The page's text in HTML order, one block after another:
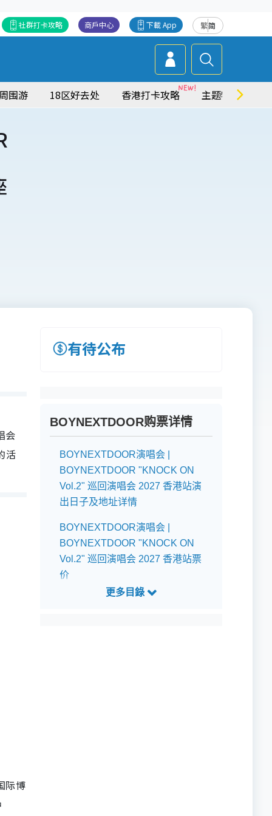
繁简
下載 App
商戶中心
社群打卡攻略
周围游 18区好去处 香港打卡攻略 主题特集
会
活
际博
有待公布
BOYNEXTDOOR购票详情
BOYNEXTDOOR演唱会 |
BOYNEXTDOOR "KNOCK ON
Vol.2" 巡回演唱会 2027 香港站演
出日子及地址详情
BOYNEXTDOOR演唱会 |
BOYNEXTDOOR "KNOCK ON
Vol.2" 巡回演唱会 2027 香港站票
价
BOYNEXTDOOR演唱会 |